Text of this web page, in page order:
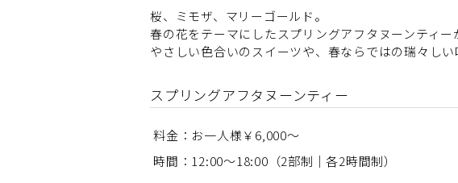
桜、ミモザ、マリーゴールド。
春の花をテーマにしたスプリングアフタヌーンティー
やさしい色合いのスイーツや、春ならではの瑞々し
スプリングアフタヌーンティー
料金：お一人様￥6,000～
時間：12:00～18:00（2部制｜各2時間制）